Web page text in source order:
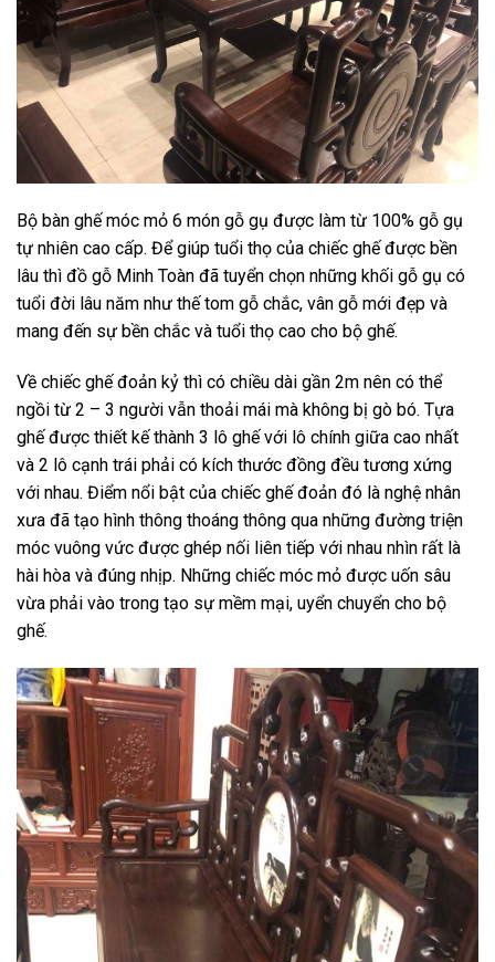
Bộ bàn ghế móc mỏ 6 món gỗ gụ được làm từ 100% gỗ gụ
tự nhiên cao cấp. Để giúp tuổi thọ của chiếc ghế được bền
lâu thì đồ gỗ Minh Toàn đã tuyển chọn những khối gỗ gụ có
tuổi đời lâu năm như thế tom gỗ chắc, vân gỗ mới đẹp và
mang đến sự bền chắc và tuổi thọ cao cho bộ ghế.
Về chiếc ghế đoản kỷ thì có chiều dài gần 2m nên có thể
ngồi từ 2 – 3 người vẫn thoải mái mà không bị gò bó. Tựa
ghế được thiết kế thành 3 lô ghế với lô chính giữa cao nhất
và 2 lô cạnh trái phải có kích thước đồng đều tương xứng
với nhau. Điểm nổi bật của chiếc ghế đoản đó là nghệ nhân
xưa đã tạo hình thông thoáng thông qua những đường triện
móc vuông vức được ghép nối liên tiếp với nhau nhìn rất là
hài hòa và đúng nhịp. Những chiếc móc mỏ được uốn sâu
vừa phải vào trong tạo sự mềm mại, uyển chuyển cho bộ
ghế.